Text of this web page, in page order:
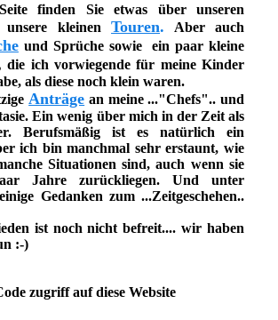
finden Sie etwas über unseren
kleinenTouren. Aber auch
und Sprüche sowie ein paar kleine
die ich vorwiegende für meine Kinder
als diese noch klein waren.
Anträge an meine ..."Chefs".. und
Ein wenig über mich in der Zeit als
Berufsmäßig ist es natürlich ein
ich bin manchmal sehr erstaunt, wie
Situationen sind, auch wenn sie
Jahre zurückliegen. Und unter
Gedanken zum ...Zeitgeschehen..
ist noch nicht befreit.... wir haben
:-)
zugriff auf diese Website